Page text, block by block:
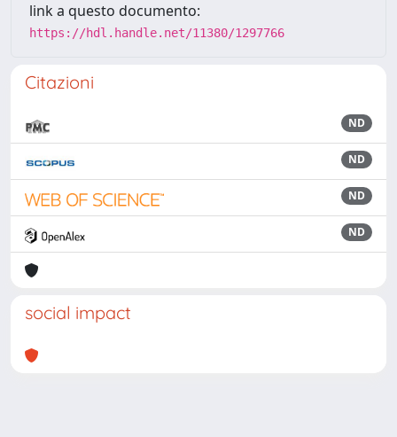
link a questo documento:
https://hdl.handle.net/11380/1297766
Citazioni
ND
ND
ND
ND
social impact